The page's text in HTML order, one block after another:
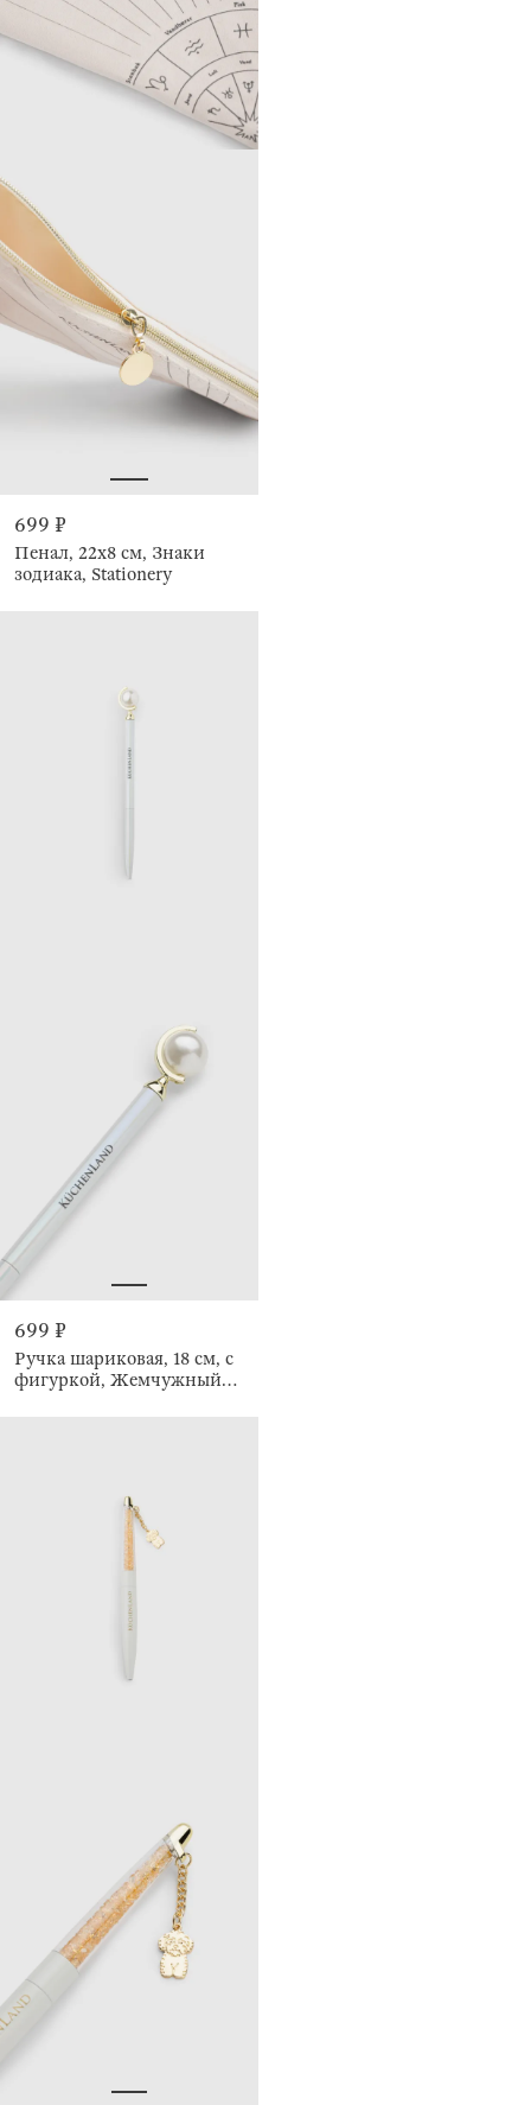
699 ₽
Пенал, 22х8 см, Знаки
зодиака, Stationery
699 ₽
Ручка шариковая, 18 см, с
фигуркой, Жемчужный